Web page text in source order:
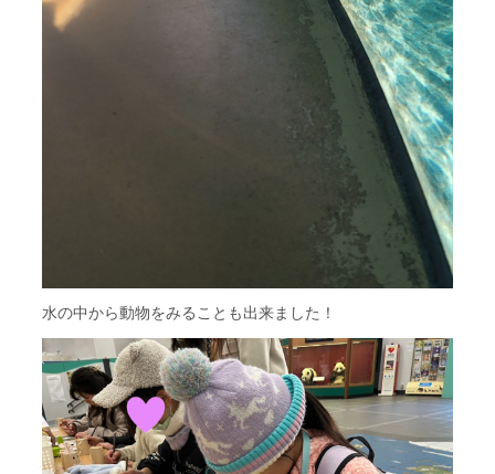
水の中から動物をみることも出来ました！